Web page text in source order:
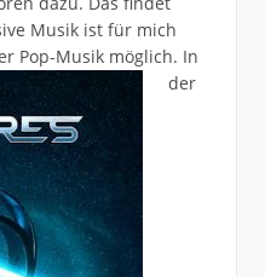
Musik ist für mich
Pop-Musik möglich. In
der